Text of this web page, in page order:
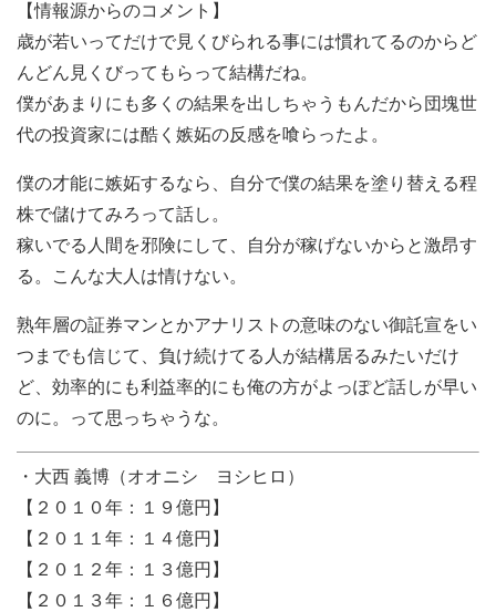
【情報源からのコメント】
歳が若いってだけで見くびられる事には慣れてるのからど
んどん見くびってもらって結構だね。
僕があまりにも多くの結果を出しちゃうもんだから団塊世
代の投資家には酷く嫉妬の反感を喰らったよ。
僕の才能に嫉妬するなら、自分で僕の結果を塗り替える程
株で儲けてみろって話し。
稼いでる人間を邪険にして、自分が稼げないからと激昂す
る。こんな大人は情けない。
熟年層の証券マンとかアナリストの意味のない御託宣をい
つまでも信じて、負け続けてる人が結構居るみたいだけ
ど、効率的にも利益率的にも俺の方がよっぽど話しが早い
のに。って思っちゃうな。
・大西 義博（オオニシ ヨシヒロ）
【２０１０年：１９億円】
【２０１１年：１４億円】
【２０１２年：１３億円】
【２０１３年：１６億円】